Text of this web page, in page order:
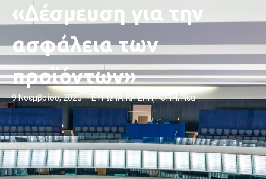
«Δέσμευση για την
ασφάλεια των
προϊόντων»
9 Νοεμβρίου, 2020 ΕΥΡΩΠΑΪΚΗ ΕΠΙΤΡΟΠΉ,Νέα